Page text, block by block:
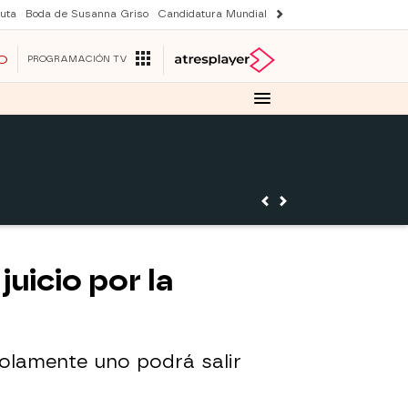
Boda de Susanna Griso Candidatura Mundial 2030
PROGRAMACIÓN TV
por la
uno podrá salir